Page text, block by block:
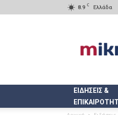
8.9 C Ελλάδα
ΕΙΔΗΣΕΙΣ &